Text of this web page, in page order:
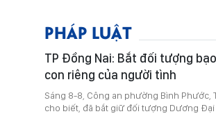
PHÁP LUẬT
TP Đồng Nai: Bắt đối tượng
con riêng của người tình
Sáng 8-8, Công an phường Bình Phước,
cho biết, đã bắt giữ đối tượng Dương